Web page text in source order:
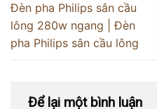
Đèn pha Philips sân cầu
lông 280w ngang | Đèn
pha Philips sân cầu lông
Để lại một bình luận